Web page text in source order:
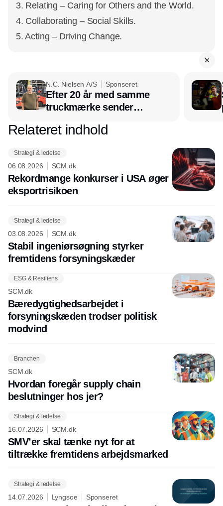
3. Relating – Caring for Others and the World.
4. Collaborating – Social Skills.
5. Acting – Driving Change.
N.C. Nielsen A/S Sponseret
Efter 20 år med samme
truckmærke sender
hos INOX
Annonce
Relateret indhold
Strategi & ledelse
06.08.2026 SCM.dk
Rekordmange konkurser i USA øger
eksport­risikoen
Strategi & ledelse
03.08.2026 SCM.dk
Stabil ingeniørsøgning styrker
fremtidens forsyningskæder
ESG & Resiliens
SCM.dk
Bæredygtighedsarbejdet i
forsyningskæden trodser politisk
modvind
Branchen
SCM.dk
Hvordan foregår supply chain
beslutninger hos jer?
Strategi & ledelse
16.07.2026 SCM.dk
SMV’er skal tænke nyt for at
tiltrække fremtidens arbejdsmarked
Strategi & ledelse
14.07.2026 Lyngsoe Sponseret